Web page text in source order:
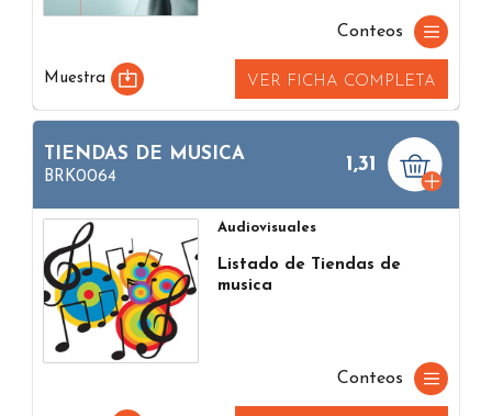
Conteos
Muestra VER FICHA COMPLETA
TIENDAS DE MUSICA
BRK0064
1,31
Audiovisuales
Listado de Tiendas de
musica
Conteos